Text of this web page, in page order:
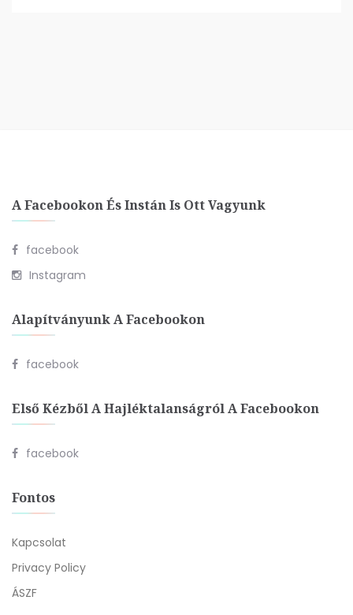
A Facebookon És Instán Is Ott Vagyunk
facebook
Instagram
Alapítványunk A Facebookon
facebook
Első Kézből A Hajléktalanságról A Facebookon
facebook
Fontos
Kapcsolat
Privacy Policy
ÁSZF